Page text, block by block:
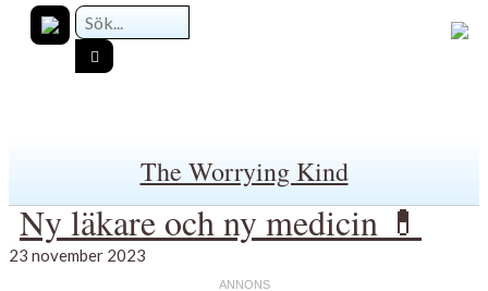
The Worrying Kind
Ny läkare och ny medicin 💊
23 november 2023